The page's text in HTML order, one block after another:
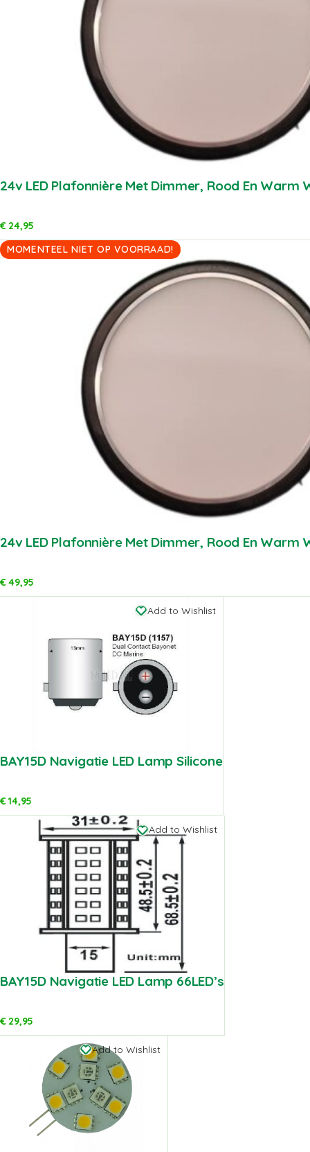
24v LED Plafonnière Met Dimmer, Rood En Warm
€24,95
MOMENTEEL NIET OP VOORRAAD!
24v LED Plafonnière Met Dimmer, Rood En Warm
€49,95
Add to Wishlist
BAY15D Navigatie LED Lamp Silicone
€14,95
Add to Wishlist
BAY15D Navigatie LED Lamp 66LED’s
€29,95
Add to Wishlist